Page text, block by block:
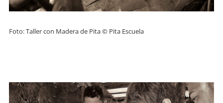
Foto: Taller con Madera de Pita © Pita Escuela